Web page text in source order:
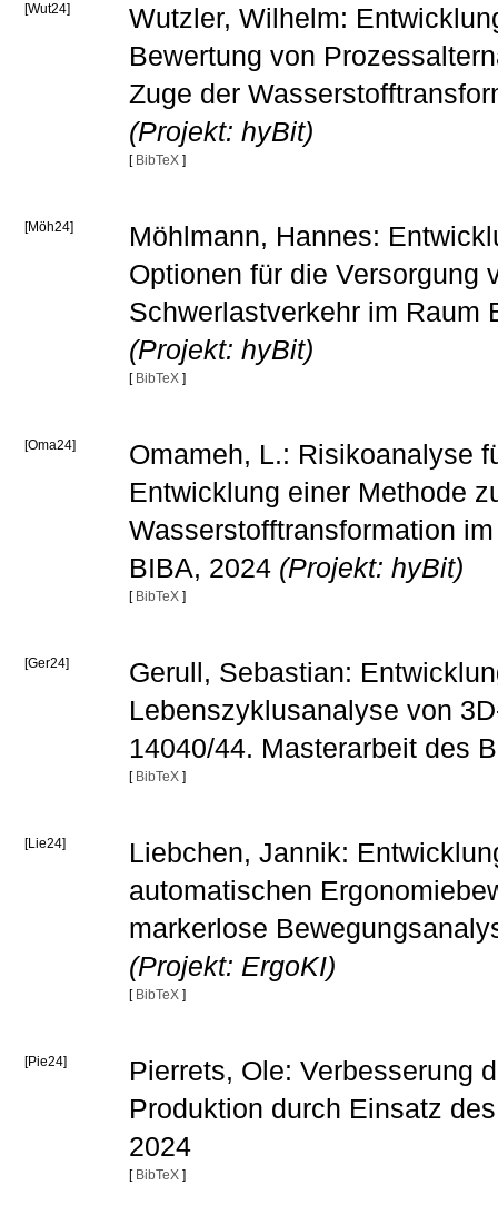
[Wut24]
Wutzler, Wilhelm:
Bewertung von
Zuge der
(Projekt: hyBit)
[ BibTeX ]
[Möh24]
Möhlmann, Hannes:
Optionen für die Versorgung
Schwerlastverkehr im Raum
(Projekt: hyBit)
[ BibTeX ]
[Oma24]
Omameh, L.: Risikoanalyse
Entwicklung einer Methode
Wasserstofftransformation
BIBA, 2024 (Projekt: hyBit)
[ BibTeX ]
[Ger24]
Gerull, Sebastian:
Lebenszyklusanalyse von
14040/44. Masterarbeit des
[ BibTeX ]
[Lie24]
Liebchen, Jannik:
automatischen
markerlose
(Projekt: ErgoKI)
[ BibTeX ]
[Pie24]
Pierrets, Ole: Verbesserung
Produktion durch Einsatz
2024
[ BibTeX ]